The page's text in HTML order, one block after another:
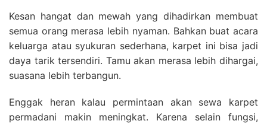
Kesan hangat dan mewah yang dihadirkan membuat
semua orang merasa lebih nyaman. Bahkan buat acara
keluarga atau syukuran sederhana, karpet ini bisa jadi
daya tarik tersendiri. Tamu akan merasa lebih dihargai,
suasana lebih terbangun.
Enggak heran kalau permintaan akan sewa karpet
permadani makin meningkat. Karena selain fungsi,